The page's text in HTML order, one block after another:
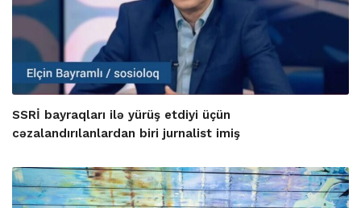
SSRİ bayraqları ilə yürüş etdiyi üçün
cəzalandırılanlardan biri jurnalist imiş